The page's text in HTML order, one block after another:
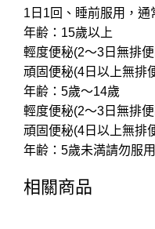
1日1回、睡前服用，
年齢：15歲以上
輕度便秘(2～3日無排
頑固便秘(4日以上無排
年齢：5歲～14歲
輕度便秘(2～3日無排
頑固便秘(4日以上無排
年齢：5歲未満請勿服用
相關商品